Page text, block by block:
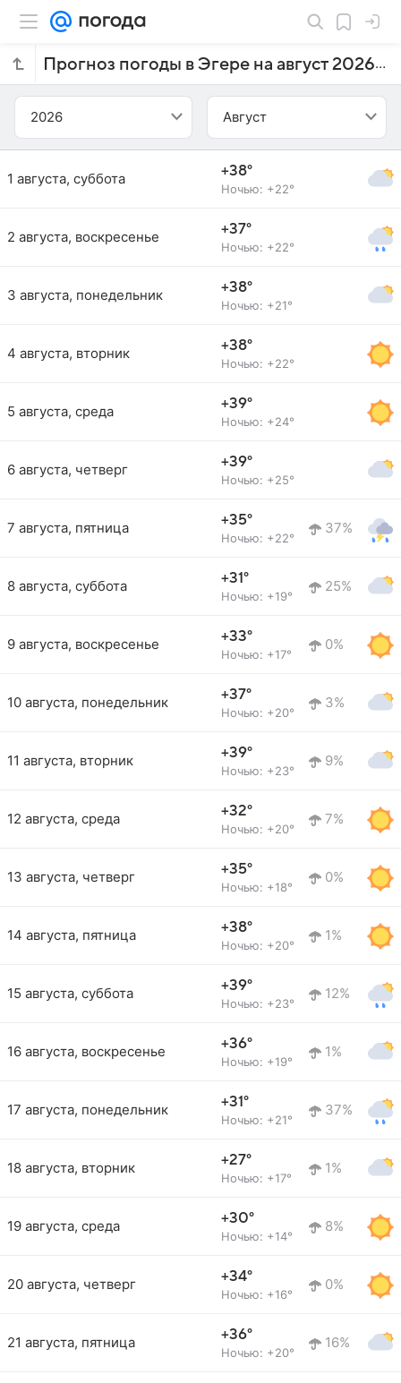
Прогноз погоды в Эгере на август 2026 года
2026 Август
1 августа, суббота +38°
Ночью: +22°
2 августа, воскресенье +37°
Ночью: +22°
3 августа, понедельник +38°
Ночью: +21°
4 августа, вторник +38°
Ночью: +22°
5 августа, среда +39°
Ночью: +24°
6 августа, четверг +39°
Ночью: +25°
7 августа, пятница +35°
Ночью: +22°
37%
8 августа, суббота +31°
Ночью: +19°
25%
9 августа, воскресенье +33°
Ночью: +17°
0%
10 августа, понедельник +37°
Ночью: +20°
3%
11 августа, вторник +39°
Ночью: +23°
9%
12 августа, среда +32°
Ночью: +20°
7%
13 августа, четверг +35°
Ночью: +18°
0%
14 августа, пятница +38°
Ночью: +20°
1%
15 августа, суббота +39°
Ночью: +23°
12%
16 августа, воскресенье +36°
Ночью: +19°
1%
17 августа, понедельник +31°
Ночью: +21°
37%
18 августа, вторник +27°
Ночью: +17°
1%
19 августа, среда +30°
Ночью: +14°
8%
20 августа, четверг +34°
Ночью: +16°
0%
21 августа, пятница +36°
Ночью: +20°
16%